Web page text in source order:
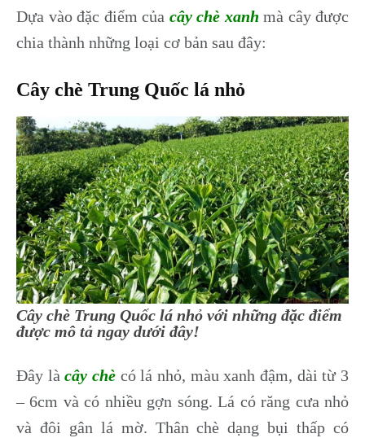
Dựa vào đặc điểm của cây chè xanh mà cây được
chia thành những loại cơ bản sau đây:
Cây chè Trung Quốc lá nhỏ
Cây chè Trung Quốc lá nhỏ với những đặc điểm
được mô tả ngay dưới đây!
Đây làcây chè có lá nhỏ, màu xanh đậm, dài từ 3
– 6cm và có nhiều gợn sóng. Lá có răng cưa nhỏ
và đôi gân lá mờ. Thân chè dạng bụi thấp có